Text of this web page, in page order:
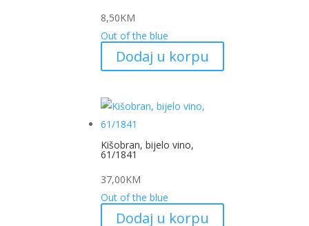
8,50KM
Out of the blue
Dodaj u korpu
Kišobran, bijelo vino,
61/1841
37,00KM
Out of the blue
Dodaj u korpu